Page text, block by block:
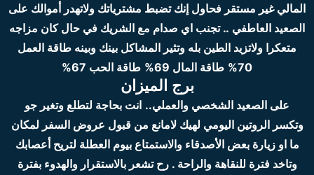
المالي غير مستقر فحاول إنك تضبط مشترياتك ولاتهدر أموالك على
الصعيد العاطفي .. تجنب اي صدام مع الشريك في حال كان مزاجه
متعكرا ولاتزيد الطين بله وتثير المشاكل بينك وبينه طاقة العمل
70%
طاقة المال 69% طاقة الحب 67%
برج الميزان
على الصعيد الشخصي والعملي.. انت بحاجة لتطلع وتغير جو
وتكسر الروتين اليومي لهيك لامانع من قبول عروض السفر لمكان
ما او زيارة بعض الأصدقاء والاستمتاع بيوم العطلة لتريح أعصابك
وتاخد فترة للنقاهة والراحة . رح تشعر بالاستقرار والهدوء بفترة